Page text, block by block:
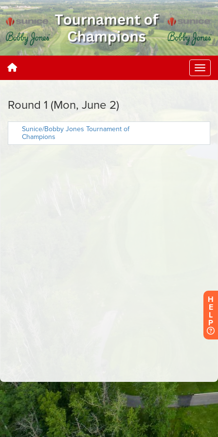
H
E
L
P